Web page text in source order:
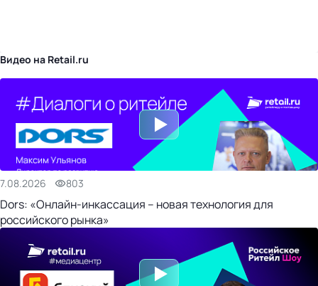
Видео на Retail.ru
7.08.2026 803
Dors: «Онлайн-инкассация – новая технология для
российского рынка»